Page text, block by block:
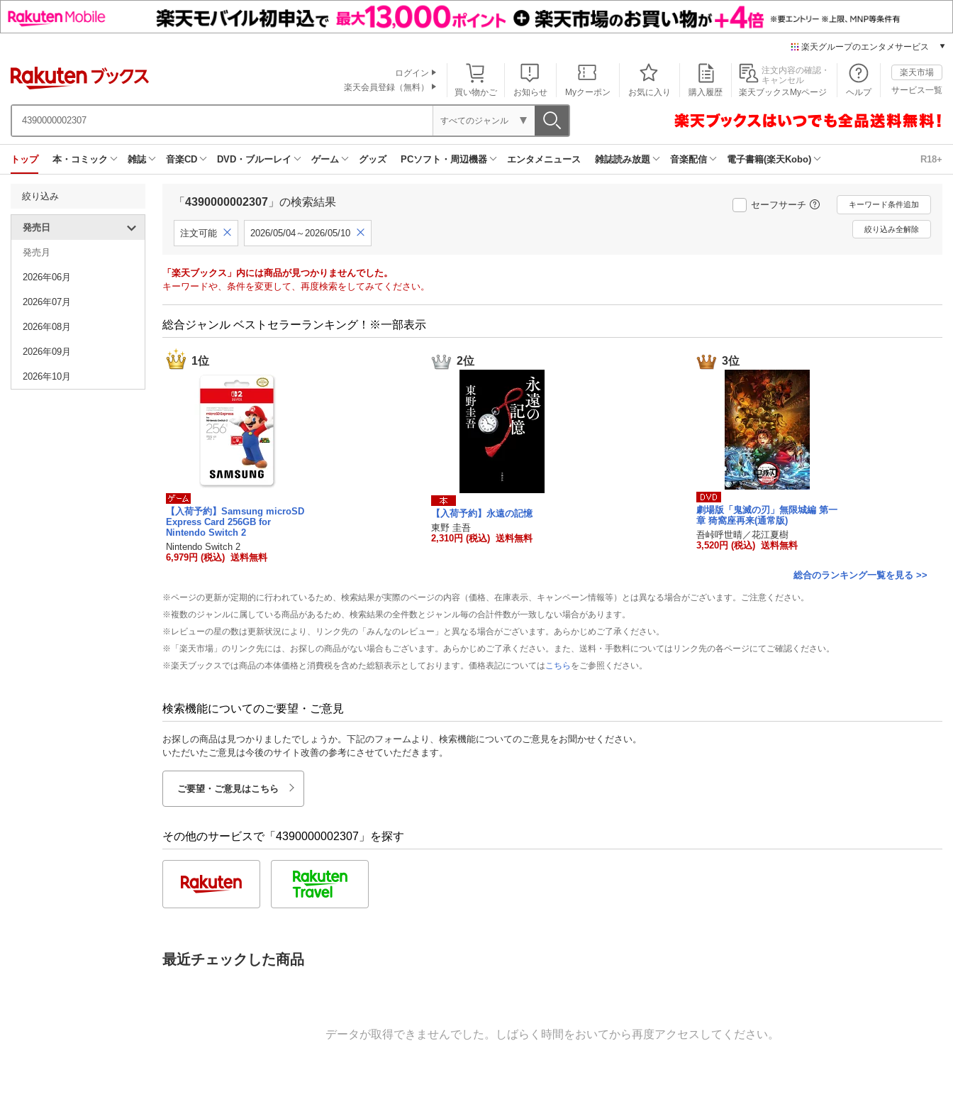
楽天グループのエンタメサービス
本/ゲーム/CD/DVD
楽天ブックス
楽天Kobo
動画配信
楽天TV
動画配信ガイド
チケット
エンタメニュース
買い物かご お知らせ Myクーポン お気に入り 購入履歴
注文内容の確認・
キャンセル
楽天ブックスMyページ
ヘルプ
楽天市場
サービス一覧
ログイン
楽天会員登録（無料）
すべてのジャンル
トップ 本・コミック 雑誌 音楽CD DVD・ブルーレイ ゲーム グッズ PCソフト・周辺機器 エンタメニュース 雑誌読み放題 音楽配信 電子書籍(楽天Kobo) R18+
絞り込み
発売日
発売月
2026年06月
2026年07月
2026年08月
2026年09月
2026年10月
「 4390000002307 」の検索結果 セーフサーチ キーワード条件追加
注文可能 2026/05/04～2026/05/10 絞り込み全解除
「楽天ブックス」内には商品が見つかりませんでした。
キーワードや、条件を変更して、再度検索をしてみてください。
総合ジャンル ベストセラーランキング！※一部表示
1位
【入荷予約】Samsung microSD
Express Card 256GB for
Nintendo Switch 2
Nintendo Switch 2
6,979円 (税込) 送料無料
2位
【入荷予約】永遠の記憶
東野 圭吾
2,310円 (税込) 送料無料
3位
劇場版「鬼滅の刃」無限城編 第一
章 猗窩座再来(通常版)
吾峠呼世晴／花江夏樹
3,520円 (税込) 送料無料
総合のランキング一覧を見る >>
※ページの更新が定期的に行われているため、検索結果が実際のページの内容（価格、在庫表示、キャンペーン情報等）とは異なる場合がございます。ご注意ください。
※複数のジャンルに属している商品があるため、検索結果の全件数とジャンル毎の合計件数が一致しない場合があります。
※レビューの星の数は更新状況により、リンク先の「みんなのレビュー」と異なる場合がございます。あらかじめご了承ください。
※「楽天市場」のリンク先には、お探しの商品がない場合もございます。あらかじめご了承ください。また、送料・手数料についてはリンク先の各ページにてご確認ください。
※楽天ブックスでは商品の本体価格と消費税を含めた総額表示としております。価格表記については こちら をご参照ください。
検索機能についてのご要望・ご意見
お探しの商品は見つかりましたでしょうか。下記のフォームより、検索機能についてのご意見をお聞かせください。
いただいたご意見は今後のサイト改善の参考にさせていただきます。
ご要望・ご意見はこちら
その他のサービスで「4390000002307」を探す
最近チェックした商品
データが取得できませんでした。しばらく時間をおいてから再度アクセスしてください。